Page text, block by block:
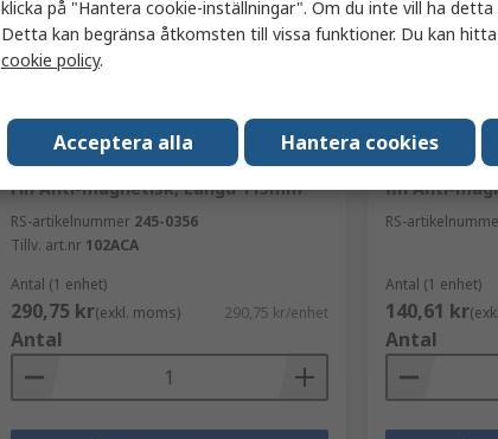
Weller Erem, Pincett, Rostfritt stål,
Fin Anti-magnetisk, Längd 115mm
RS-artikelnummer 245-0356
Tillv. art.nr 102ACA
Antal (1 enhet)
290,75 kr(exkl. moms) 290,75 kr/enhet
Antal
RS PRO,
fin Anti-
RS-
Antal (1 enhet)
140,61 kr
Antal
klicka på "Hantera cookie-inställningar". Om du inte vill ha detta
Detta kan begränsa åtkomsten till vissa funktioner. Du kan
cookie policy.
Acceptera alla Hantera cookies